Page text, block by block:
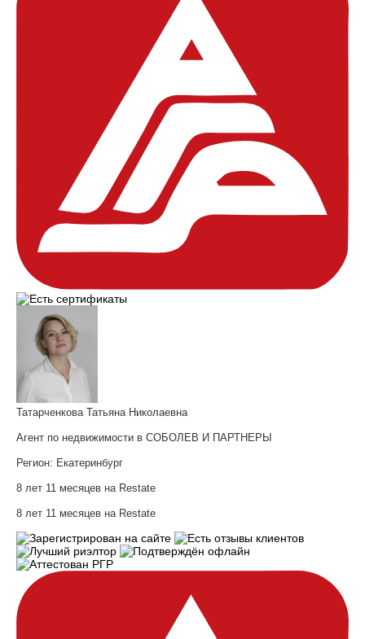
Татарченкова Татьяна Николаевна
Агент по недвижимости в СОБОЛЕВ И ПАРТНЕРЫ
Регион: Екатеринбург
8 лет 11 месяцев на Restate
8 лет 11 месяцев на Restate